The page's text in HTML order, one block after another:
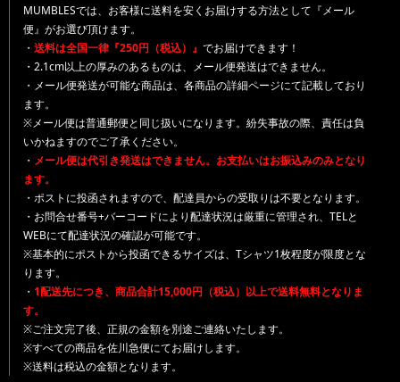
MUMBLESでは、お客様に送料を安くお届けする方法として『メール
便』がお選び頂けます。
・ 送料は全国一律『250円（税込）』 でお届けできます！
・2.1cm以上の厚みのあるものは、メール便発送はできません。
・メール便発送が可能な商品は、各商品の詳細ページにて記載しており
ます。
※メール便は普通郵便と同じ扱いになります。紛失事故の際、責任は負
いかねますのでご了承ください。
・ メール便は代引き発送はできません。お支払いはお振込みのみとなり
ます。
・ポストに投函されますので、配達員からの受取りは不要となります。
・お問合せ番号+バーコードにより配達状況は厳重に管理され、TELと
WEBにて配達状況の確認が可能です。
※基本的にポストから投函できるサイズは、Tシャツ1枚程度が限度とな
ります。
・ 1配送先につき、商品合計15,000円（税込）以上で送料無料となりま
す。
※ご注文完了後、正規の金額を別途ご連絡いたします。
※すべての商品を佐川急便にてお届けします。
※送料は税込の金額となります。